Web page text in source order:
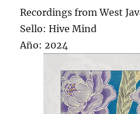
Recordings from West
Sello: Hive Mind
Año: 2024